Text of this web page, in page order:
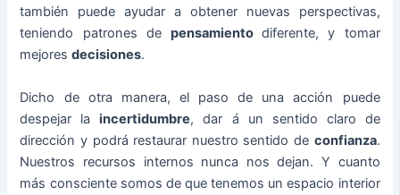
también puede ayudar a obtener nuevas perspectivas,
teniendo patrones de pensamientodiferente, y tomar
mejoresdecisiones.
Dicho de otra manera, el paso de una acción puede
despejar laincertidumbre, dar á un sentido claro de
dirección y podrá restaurar nuestro sentido de confianza.
Nuestros recursos internos nunca nos dejan. Y cuanto
más consciente somos de que tenemos un espacio interior